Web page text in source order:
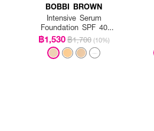
BOBBI BROWN
Intensive Serum
Foundation SPF 40
PA++++
฿1,530฿1,700 (10%)